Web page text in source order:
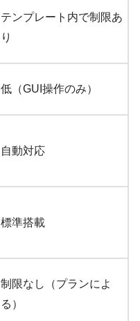
テンプレート内で制限あ
り
低（GUI操作のみ）
自動対応
標準搭載
制限なし（プランによ
る）